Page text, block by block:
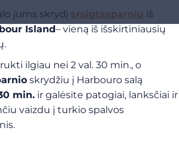
jums skrydį sraigtasparniu iš
Island– vieną iš išskirtiniausių
ilgiau nei 2 val. 30 min., o
skrydžiu į Harbouro salą
min. ir galėsite patogiai, lanksčiai ir
vaizdu į turkio spalvos